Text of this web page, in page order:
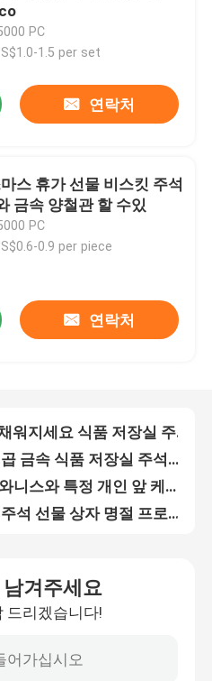
니다
다
PC
1.5 per set
연락처
스 휴가 선물 비스킷 주석
금속 양철관 할 수있
PC
0.9 per piece
연락처
개별적 기웃거리며 돌아다니는 사탕 과자 주석 사탕 선물 주석 OEM ODM
직사각형이어서 꽉 채워지세요 식품 저장실 주석 미끄러져 움직이는 최고 사탕 주석 박스
크기 주문 제작된 제곱 금속 식품 저장실 주석은 Lid로 하 할 수 있습니다
Lid 선물 틴 캔 광택 와니스와 특정 개인 앞 케케묵은 비누 주석 상자
장식적 하트 모양이 주석 선물 상자 명절 프로모션 선물 금속 주석 패키징
겨주세요
드리겠습니다!